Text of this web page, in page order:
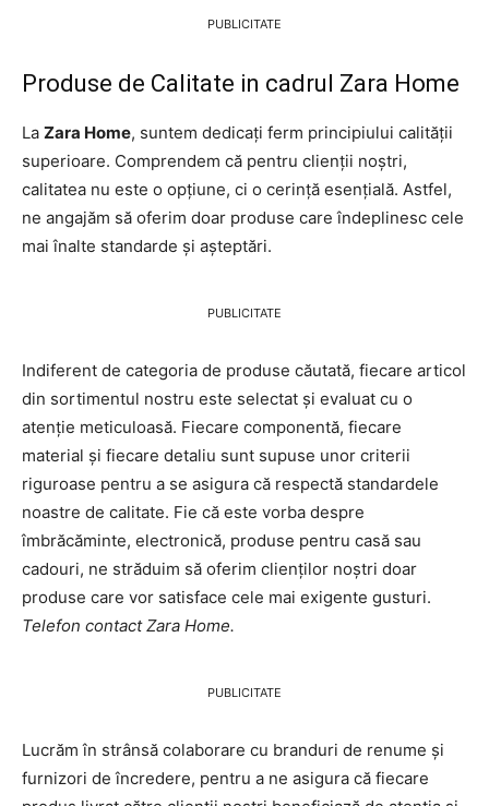
PUBLICITATE
Produse de Calitate in cadrul Zara Home
La Zara Home, suntem dedicați ferm principiului calității
superioare. Comprendem că pentru clienții noștri,
calitatea nu este o opțiune, ci o cerință esențială. Astfel,
ne angajăm să oferim doar produse care îndeplinesc cele
mai înalte standarde și așteptări.
PUBLICITATE
Indiferent de categoria de produse căutată, fiecare articol
din sortimentul nostru este selectat și evaluat cu o
atenție meticuloasă. Fiecare componentă, fiecare
material și fiecare detaliu sunt supuse unor criterii
riguroase pentru a se asigura că respectă standardele
noastre de calitate. Fie că este vorba despre
îmbrăcăminte, electronică, produse pentru casă sau
cadouri, ne străduim să oferim clienților noștri doar
produse care vor satisface cele mai exigente gusturi.
Telefon contact Zara Home.
PUBLICITATE
Lucrăm în strânsă colaborare cu branduri de renume și
furnizori de încredere, pentru a ne asigura că fiecare